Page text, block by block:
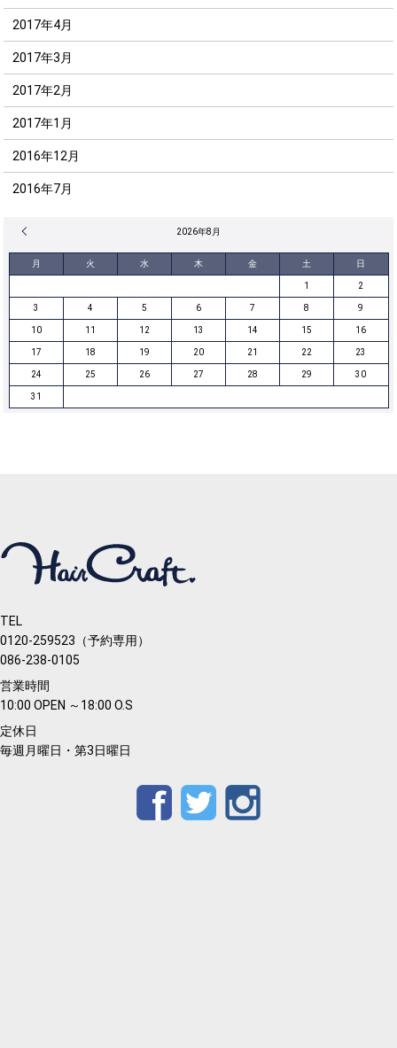
2017年4月
2017年3月
2017年2月
2017年1月
2016年12月
2016年7月
2026年8月
月 火 水 木 金 土 日
1 2
3 4 5 6 7 8 9
10 11 12 13 14 15 16
17 18 19 20 21 22 23
24 25 26 27 28 29 30
31
TEL
0120-259523（予約専用）
086-238-0105
営業時間
10:00 OPEN ～18:00 O.S
定休日
毎週月曜日・第3日曜日
FacebookTwitter